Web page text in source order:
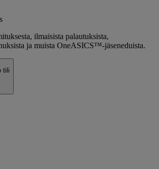
ilmaisista palautuksista,
ja muista OneASICS™-jäseneduista.
tili